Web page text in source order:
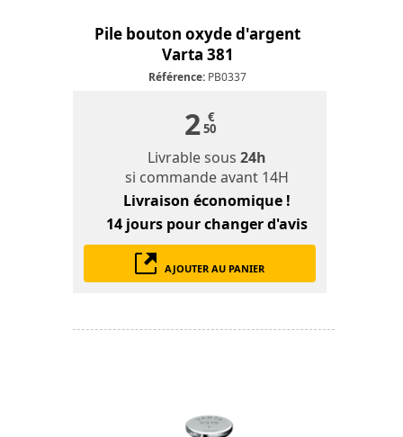
Pile bouton oxyde d'argent
Varta 381
Référence: PB0337
2 €
50
Livrable sous24h
si commande avant 14H
Livraison économique !
14 jours pour changer d'avis
AJOUTER AU PANIER